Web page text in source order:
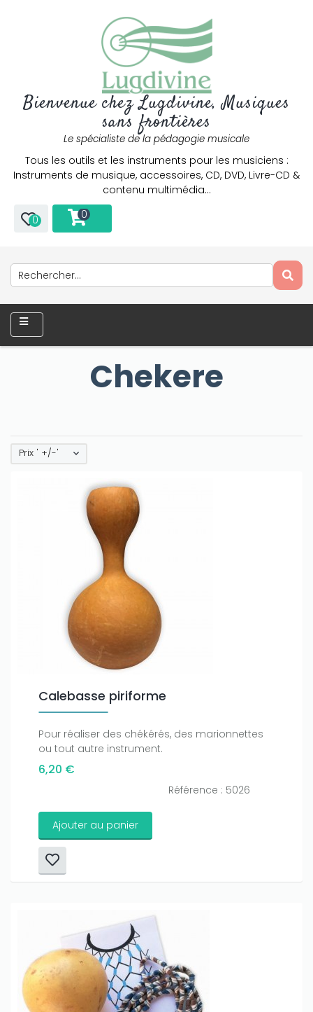
Bienvenue chez Lugdivine, Musiques
sans frontières
Le spécialiste de la pédagogie musicale
Tous les outils et les instruments pour les musiciens :
Instruments de musique, accessoires, CD, DVD, Livre-CD &
contenu multimédia…
0 0
Chekere
Prix ' +/-'
Calebasse piriforme
Pour réaliser des chékérés, des marionnettes
ou tout autre instrument.
6,20 €
Référence : 5026
Ajouter au panier